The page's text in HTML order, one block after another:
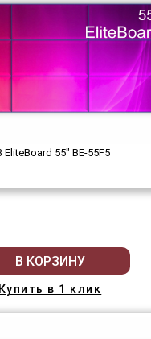
55" BE-55F5
В КОРЗИНУ
Купить в 1 клик